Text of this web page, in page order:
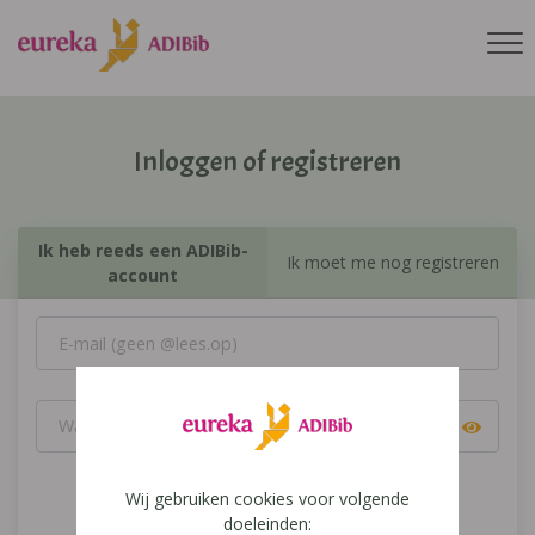
Inloggen of registreren
Ik heb reeds een ADIBib-
account
Ik moet me nog registreren
Inloggen
Wij gebruiken cookies voor volgende
doeleinden: